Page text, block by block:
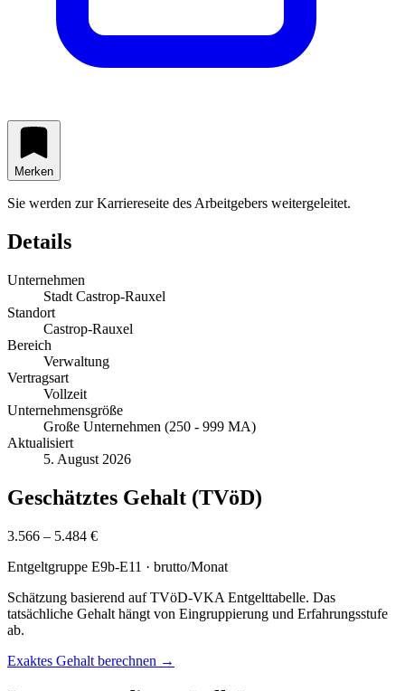
Merken
Sie werden zur Karriereseite des Arbeitgebers weitergeleitet.
Details
Unternehmen
Stadt Castrop-Rauxel
Standort
Castrop-Rauxel
Bereich
Verwaltung
Vertragsart
Vollzeit
Unternehmensgröße
Große Unternehmen (250 - 999 MA)
Aktualisiert
5. August 2026
Geschätztes Gehalt (TVöD)
3.566 – 5.484 €
Entgeltgruppe E9b-E11 · brutto/Monat
Schätzung basierend auf TVöD-VKA Entgelttabelle. Das
tatsächliche Gehalt hängt von Eingruppierung und Erfahrungsstufe
ab.
Exaktes Gehalt berechnen →